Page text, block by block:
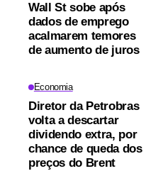
Wall St sobe após
dados de emprego
acalmarem temores
de aumento de juros
Economia
Diretor da Petrobras
volta a descartar
dividendo extra, por
chance de queda dos
preços do Brent